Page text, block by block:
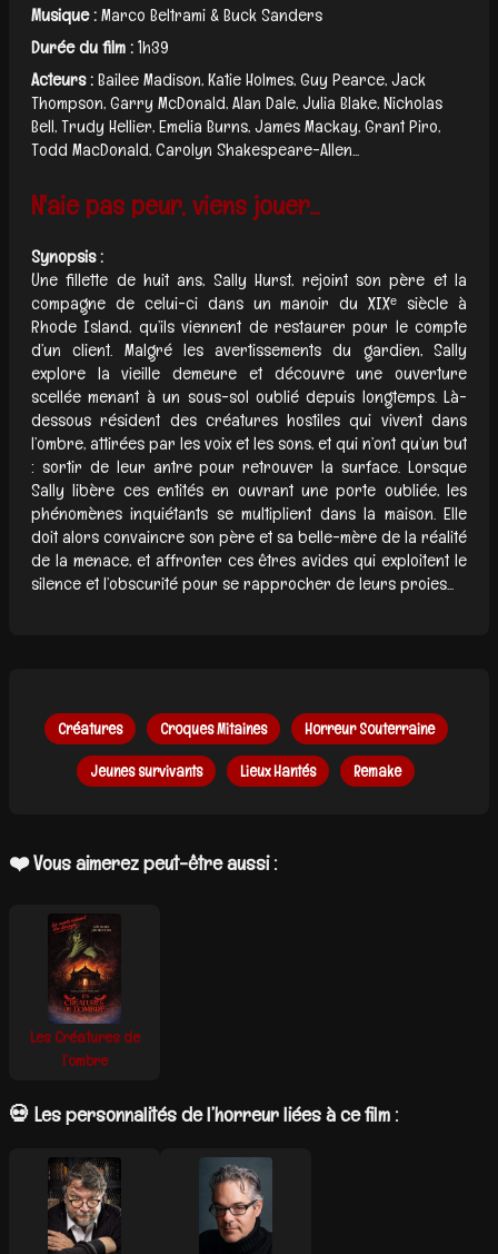
Musique :Marco Beltrami & Buck Sanders
Durée du film :1h39
Acteurs :Bailee Madison, Katie Holmes, Guy Pearce, Jack
Thompson, Garry McDonald, Alan Dale, Julia Blake, Nicholas
Bell, Trudy Hellier, Emelia Burns, James Mackay, Grant Piro,
Todd MacDonald, Carolyn Shakespeare-Allen...
N'aie pas peur, viens jouer...
Synopsis :
Une fillette de huit ans, Sally Hurst, rejoint son père et la
compagne de celui-ci dans un manoir du XIXᵉ siècle à
Rhode Island, qu’ils viennent de restaurer pour le compte
d’un client. Malgré les avertissements du gardien, Sally
explore la vieille demeure et découvre une ouverture
scellée menant à un sous-sol oublié depuis longtemps. Là-
dessous résident des créatures hostiles qui vivent dans
l’ombre, attirées par les voix et les sons, et qui n’ont qu’un but
: sortir de leur antre pour retrouver la surface. Lorsque
Sally libère ces entités en ouvrant une porte oubliée, les
phénomènes inquiétants se multiplient dans la maison. Elle
doit alors convaincre son père et sa belle-mère de la réalité
de la menace, et affronter ces êtres avides qui exploitent le
silence et l’obscurité pour se rapprocher de leurs proies...
Créatures Croques Mitaines Horreur Souterraine
Jeunes survivants Lieux Hantés Remake
❤️ Vous aimerez peut-être aussi :
Les Créatures de
l’ombre
💀 Les personnalités de l’horreur liées à ce film :